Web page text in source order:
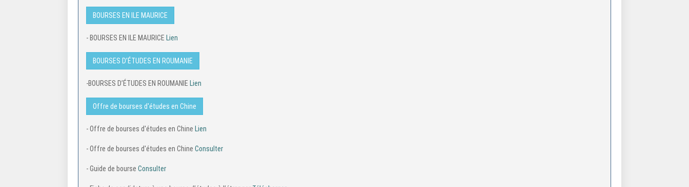
BOURSES EN ILE MAURICE
- BOURSES EN ILE MAURICE Lien
BOURSES D’ÉTUDES EN ROUMANIE
-BOURSES D’ÉTUDES EN ROUMANIE Lien
Offre de bourses d'études en Chine
- Offre de bourses d'études en Chine Lien
- Offre de bourses d'études en Chine Consulter
- Guide de bourse Consulter